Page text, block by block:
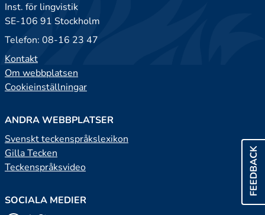
FEEDBACK
Inst. för lingvistik
SE-106 91 Stockholm
Telefon: 08-16 23 47
Kontakt
Om webbplatsen
Cookieinställningar
ANDRA WEBBPLATSER
Svenskt teckenspråkslexikon
Gilla Tecken
Teckenspråksvideo
SOCIALA MEDIER